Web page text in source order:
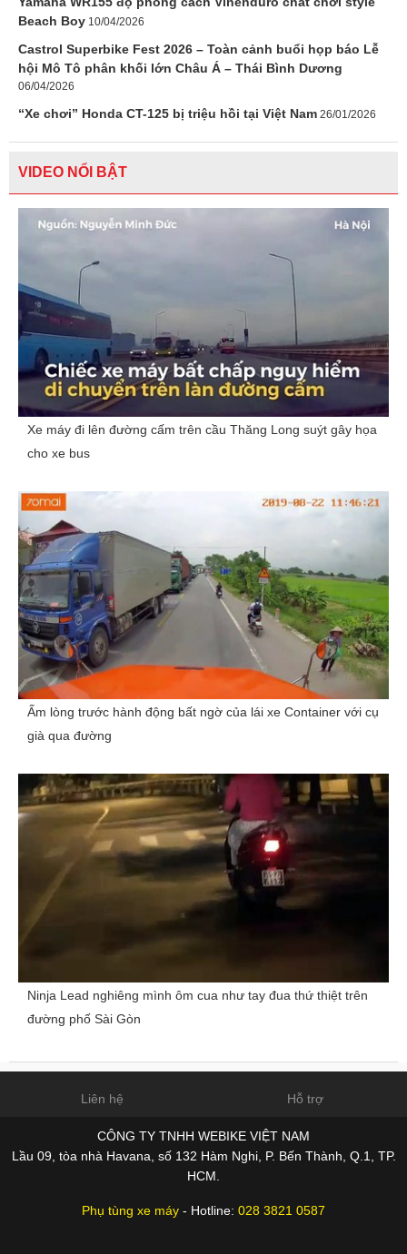
Beach Boy 10/04/2026
Castrol Superbike Fest 2026 – Toàn cảnh buổi họp báo Lễ
hội Mô Tô phân khối lớn Châu Á – Thái Bình Dương
06/04/2026
“Xe chơi” Honda CT-125 bị triệu hồi tại Việt Nam 26/01/2026
VIDEO NỔI BẬT
Xe máy đi lên đường cấm trên cầu Thăng Long suýt gây họa
cho xe bus
Ấm lòng trước hành động bất ngờ của lái xe Container với cụ
già qua đường
Ninja Lead nghiêng mình ôm cua như tay đua thứ thiệt trên
đường phố Sài Gòn
Liên hệ Hỗ trợ
CÔNG TY TNHH WEBIKE VIỆT NAM
Lầu 09, tòa nhà Havana, số 132 Hàm Nghi, P. Bến Thành, Q.1, TP.
HCM.
Phụ tùng xe máy - Hotline: 028 3821 0587